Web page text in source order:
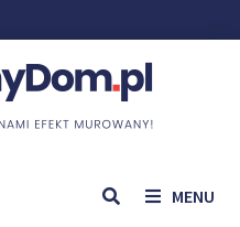
MENU